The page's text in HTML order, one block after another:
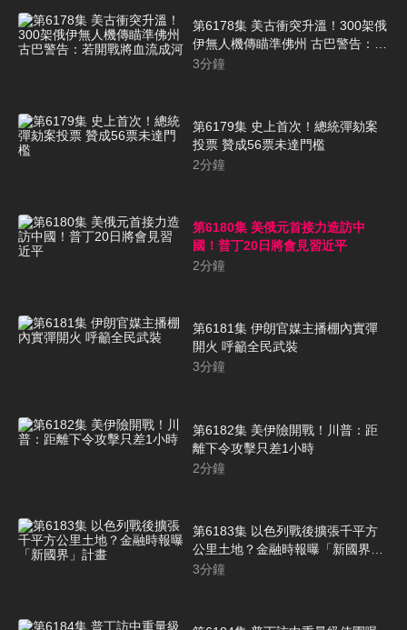
第6178集 美古衝突升溫！300架俄
伊無人機傳瞄準佛州 古巴警告：若
開戰將血流成河
3分鐘
第6179集 史上首次！總統彈劾案
投票 贊成56票未達門檻
2分鐘
第6180集 美俄元首接力造訪中
國！普丁20日將會見習近平
2分鐘
第6181集 伊朗官媒主播棚內實彈
開火 呼籲全民武裝
3分鐘
第6182集 美伊險開戰！川普：距
離下令攻擊只差1小時
2分鐘
第6183集 以色列戰後擴張千平方
公里土地？金融時報曝「新國界」
計畫
3分鐘